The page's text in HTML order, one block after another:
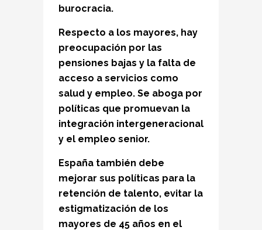
burocracia.
Respecto a los mayores, hay
preocupación por las
pensiones bajas y la falta de
acceso a servicios como
salud y empleo. Se aboga por
políticas que promuevan la
integración intergeneracional
y el empleo senior.
España también debe
mejorar sus políticas para la
retención de talento, evitar la
estigmatización de los
mayores de 45 años en el